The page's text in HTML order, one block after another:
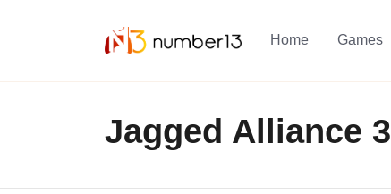
Home Games
Jagged Alliance 3